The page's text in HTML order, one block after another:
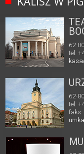
62-
tel.
62-
tel.
faks: